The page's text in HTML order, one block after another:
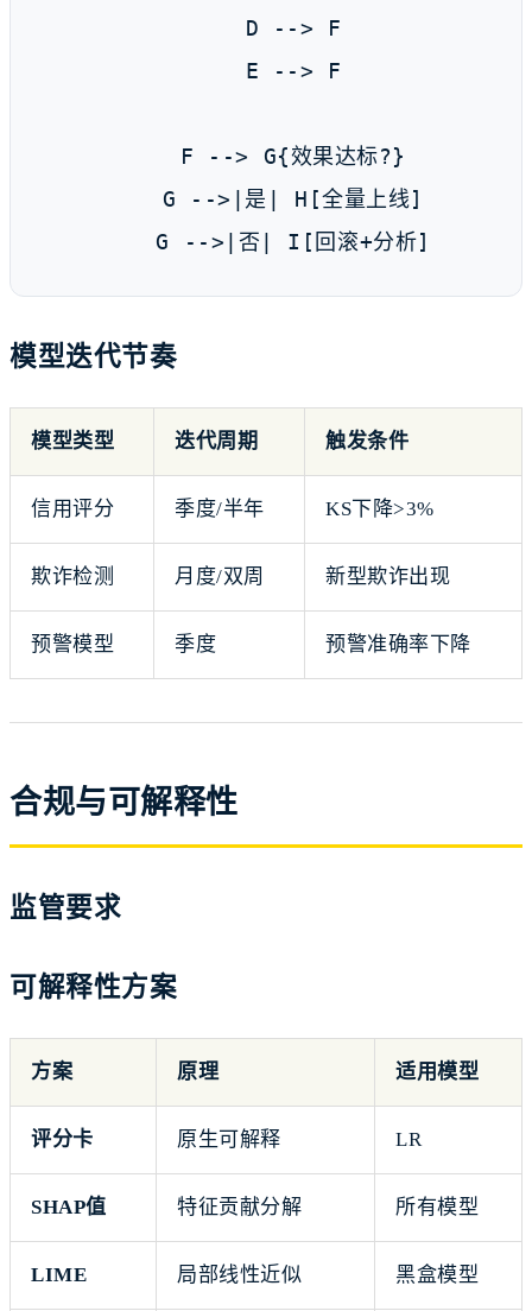
    D --> F
    E --> F
    F --> G{效果达标?}
    G -->|是| H[全量上线]
    G -->|否| I[回滚+分析]
模型迭代节奏
模型类型 迭代周期 触发条件
信用评分 季度/半年 KS下降>3%
欺诈检测 月度/双周 新型欺诈出现
预警模型 季度 预警准确率下降
合规与可解释性
监管要求
可解释性方案
方案 原理 适用模型
评分卡 原生可解释 LR
SHAP值 特征贡献分解 所有模型
LIME 局部线性近似 黑盒模型